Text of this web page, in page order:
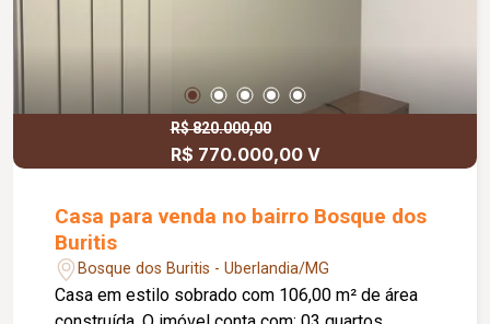
R$ 820.000,00
R$ 770.000,00 V
Casa para venda no bairro Bosque dos
Buritis
Bosque dos Buritis - Uberlandia/MG
Casa em estilo sobrado com 106,00 m² de área